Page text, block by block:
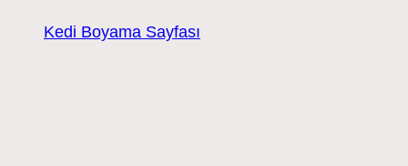
Kedi Boyama Sayfası